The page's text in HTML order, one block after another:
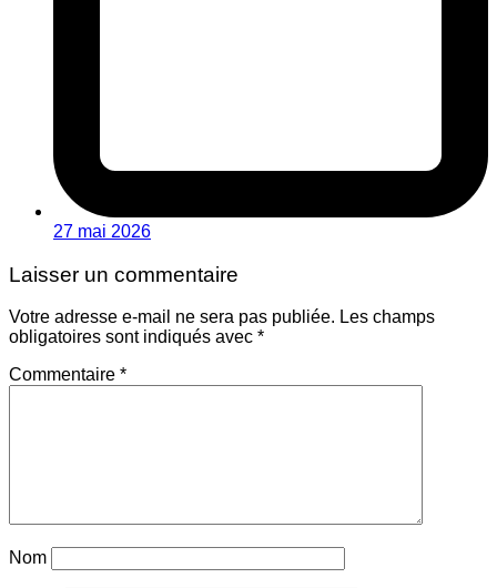
27 mai 2026
Laisser un commentaire
Votre adresse e-mail ne sera pas publiée. Les champs
obligatoires sont indiqués avec *
Commentaire *
Nom